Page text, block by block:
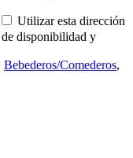
Utilizar esta dirección
de disponibilidad y
Bebederos/Comederos,